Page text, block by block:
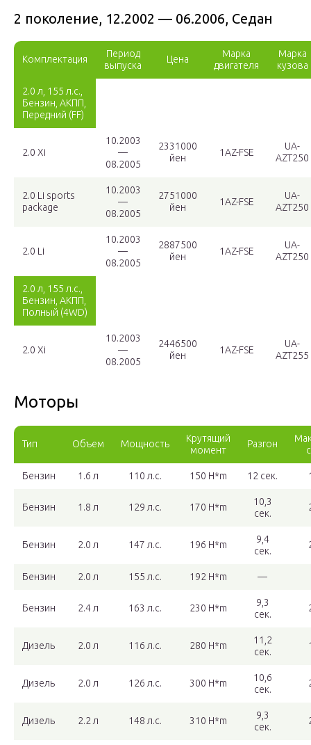
2 поколение, 12.2002 — 06.2006, Седан
Комплектация
Период
выпуска
Цена
Марка
двигателя
Марка
кузова
2.0 л, 155 л.с.,
Бензин, АКПП,
Передний (FF)
2.0 Xi
10.2003
—
08.2005
2331000
йен
1AZ-FSE
UA-
AZT250
2.0 Li sports
package
10.2003
—
08.2005
2751000
йен
1AZ-FSE
UA-
AZT250
2.0 Li
10.2003
—
08.2005
2887500
йен
1AZ-FSE
UA-
AZT250
2.0 л, 155 л.с.,
Бензин, АКПП,
Полный (4WD)
2.0 Xi
10.2003
—
08.2005
2446500
йен
1AZ-FSE
UA-
AZT255
Моторы
Тип Объем Мощность
Крутящий
момент
Разгон
Бензин 1.6 л 110 л.с. 150 H*m 12 сек.
Бензин 1.8 л 129 л.с. 170 H*m
10,3
сек.
Бензин 2.0 л 147 л.с. 196 H*m
9,4
сек.
Бензин 2.0 л 155 л.с. 192 H*m —
Бензин 2.4 л 163 л.с. 230 H*m
9,3
сек.
Дизель 2.0 л 116 л.с. 280 H*m
11,2
сек.
Дизель 2.0 л 126 л.с. 300 H*m
10,6
сек.
Дизель 2.2 л 148 л.с. 310 H*m
9,3
сек.